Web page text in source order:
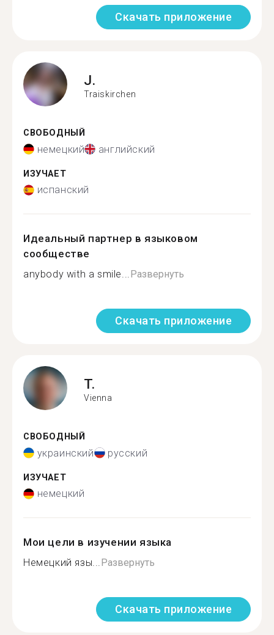
Скачать приложение
J.
Traiskirchen
СВОБОДНЫЙ
немецкий английский
ИЗУЧАЕТ
испанский
Идеальный партнер в языковом
сообществе
anybody with a smile...Развернуть
Скачать приложение
T.
Vienna
СВОБОДНЫЙ
украинский русский
ИЗУЧАЕТ
немецкий
Мои цели в изучении языка
Немецкий язы...Развернуть
Скачать приложение